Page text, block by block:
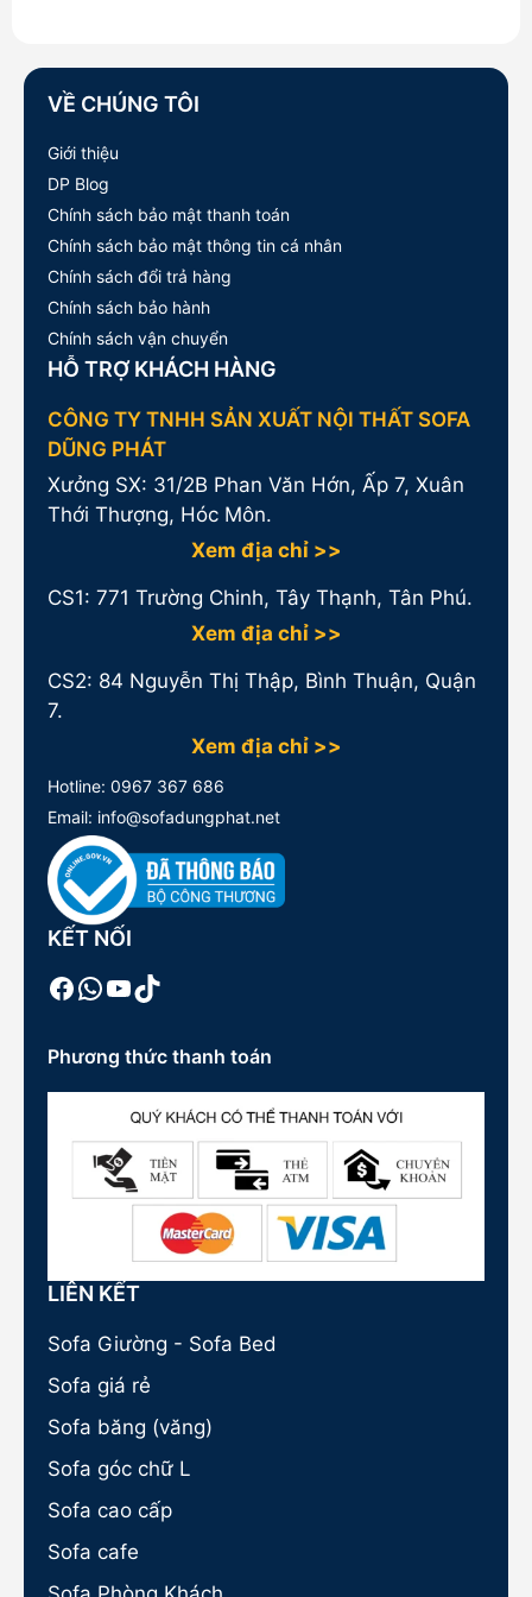
VỀ CHÚNG TÔI
Giới thiệu
DP Blog
Chính sách bảo mật thanh toán
Chính sách bảo mật thông tin cá nhân
Chính sách đổi trả hàng
Chính sách bảo hành
Chính sách vận chuyển
HỖ TRỢ KHÁCH HÀNG
CÔNG TY TNHH SẢN XUẤT NỘI THẤT SOFA
DŨNG PHÁT
Xưởng SX: 31/2B Phan Văn Hớn, Ấp 7, Xuân
Thới Thượng, Hóc Môn.
Xem địa chỉ >>
CS1: 771 Trường Chinh, Tây Thạnh, Tân Phú.
Xem địa chỉ >>
CS2: 84 Nguyễn Thị Thập, Bình Thuận, Quận
7.
Xem địa chỉ >>
Hotline: 0967 367 686
Email: info@sofadungphat.net
KẾT NỐI
Facebook
WhatsApp
Youtube
TikTok
Phương thức thanh toán
LIÊN KẾT
Sofa Giường - Sofa Bed
Sofa giá rẻ
Sofa băng (văng)
Sofa góc chữ L
Sofa cao cấp
Sofa cafe